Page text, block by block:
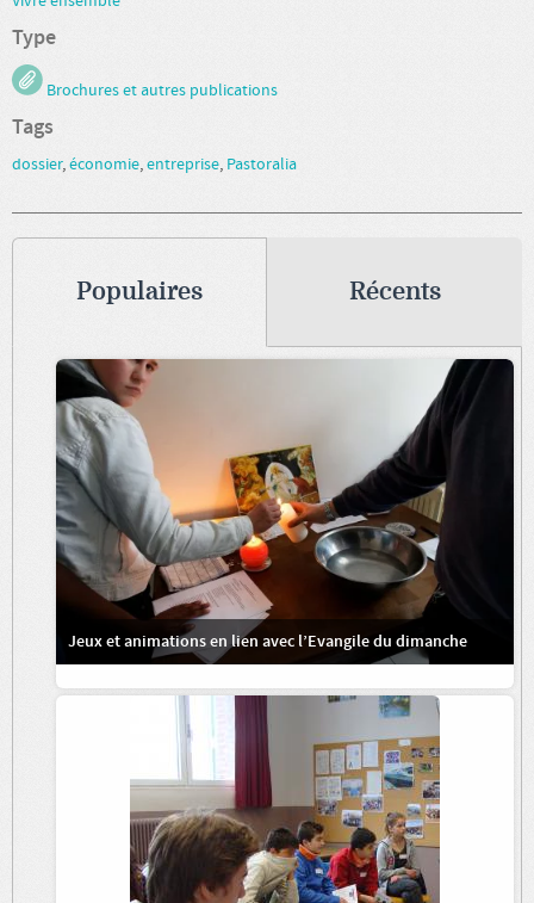
Type
Brochures et autres publications
Tags
dossier,économie,entreprise, Pastoralia
Populaires
Jeux et animations en lien avec l’Evangile du dimanche
Récents